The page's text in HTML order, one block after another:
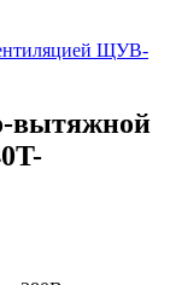
вытяжной